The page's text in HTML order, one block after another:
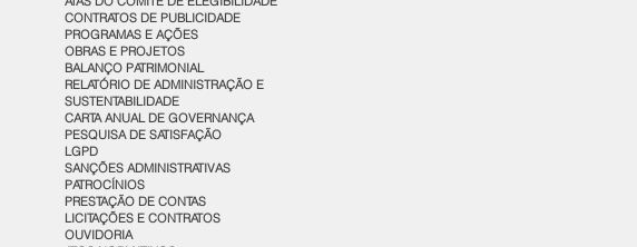
CONTRATOS DE PUBLICIDADE
PROGRAMAS E AÇÕES
OBRAS E PROJETOS
BALANÇO PATRIMONIAL
RELATÓRIO DE ADMINISTRAÇÃO E
SUSTENTABILIDADE
CARTA ANUAL DE GOVERNANÇA
PESQUISA DE SATISFAÇÃO
LGPD
SANÇÕES ADMINISTRATIVAS
PATROCÍNIOS
PRESTAÇÃO DE CONTAS
LICITAÇÕES E CONTRATOS
OUVIDORIA